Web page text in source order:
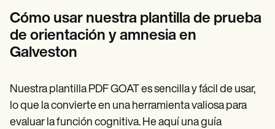
Cómo usar nuestra plantilla de prueba
de orientación y amnesia en
Galveston
Nuestra plantilla PDF GOAT es sencilla y fácil de usar,
lo que la convierte en una herramienta valiosa para
evaluar la función cognitiva. He aquí una guía